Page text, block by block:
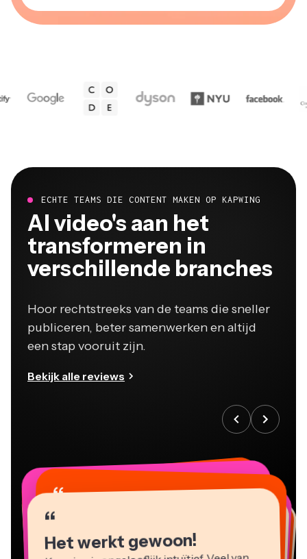
Al video's aan het
transformeren in
verschillende branches
publiceren, beter samenwerken en altijd
een stap vooruit zijn.
“
Het werkt gewoon!
Kapwing is ongelooflijk intuïtief. Veel van
“
“
“ “
“
“ “
“